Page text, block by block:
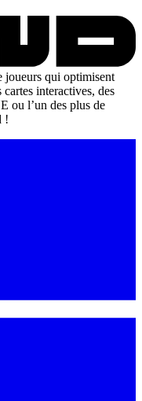
joueurs qui optimisent
interactives, des
ou l’un des plus de
!